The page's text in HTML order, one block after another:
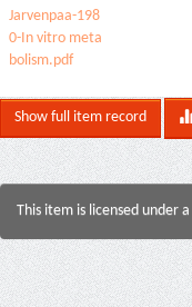
Jarvenpaa-198
0-In vitro meta
bolism.pdf
Show full item record
This item is licensed under a